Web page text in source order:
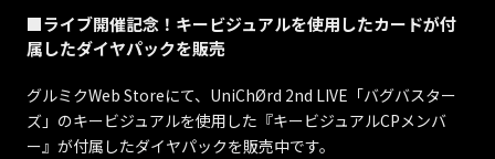
■ライブ開催記念！キービジュアルを使用したカードが付
属したダイヤパックを販売
グルミクWeb Storeにて、UniChØrd 2nd LIVE「バグバスター
ズ」のキービジュアルを使用した『キービジュアルCPメンバ
ー』が付属したダイヤパックを販売中です。